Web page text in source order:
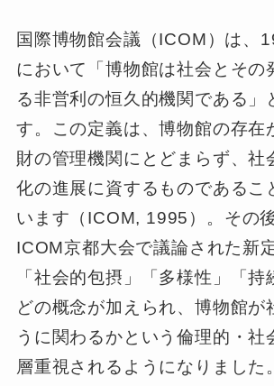
国際博物館会議（ICOM）は、
において「博物館は社会とその
る非営利の恒久的機関である」
す。この定義は、博物館の存在
財の管理機関にとどまらず、社
化の進展に資するものであるこ
います（ICOM, 1995）。その
ICOM京都大会で議論された新
「社会的包摂」「多様性」「持
どの概念が加えられ、博物館が
うに関わるかという倫理的・社
層重視されるようになりました